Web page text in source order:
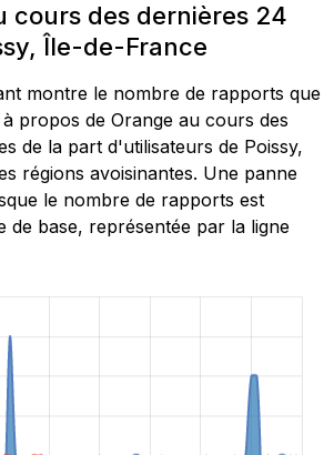
cours des dernières 24
Île-de-France
montre le nombre de rapports que
propos de Orange au cours des
de la part d'utilisateurs de Poissy,
régions avoisinantes. Une panne
le nombre de rapports est
de base, représentée par la ligne